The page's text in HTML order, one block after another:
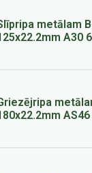
metālam
A30